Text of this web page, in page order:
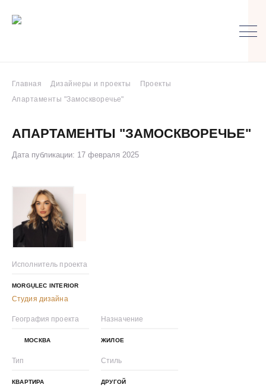
Главная Дизайнеры и проекты
Проекты
Апартаменты "Замоскворечье"
АПАРТАМЕНТЫ "ЗАМОСКВОРЕЧЬЕ"
Дата публикации: 17 февраля 2025
Исполнитель проекта
MORGỤLEC INTERIOR
Студия дизайна
География проекта
МОСКВА
Назначение
ЖИЛОЕ
Тип
КВАРТИРА
Стиль
ДРУГОЙ